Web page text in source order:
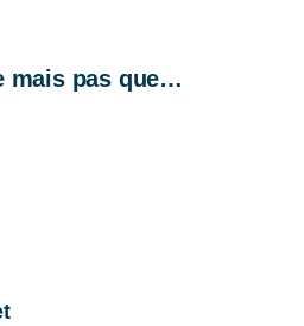
mais pas que…